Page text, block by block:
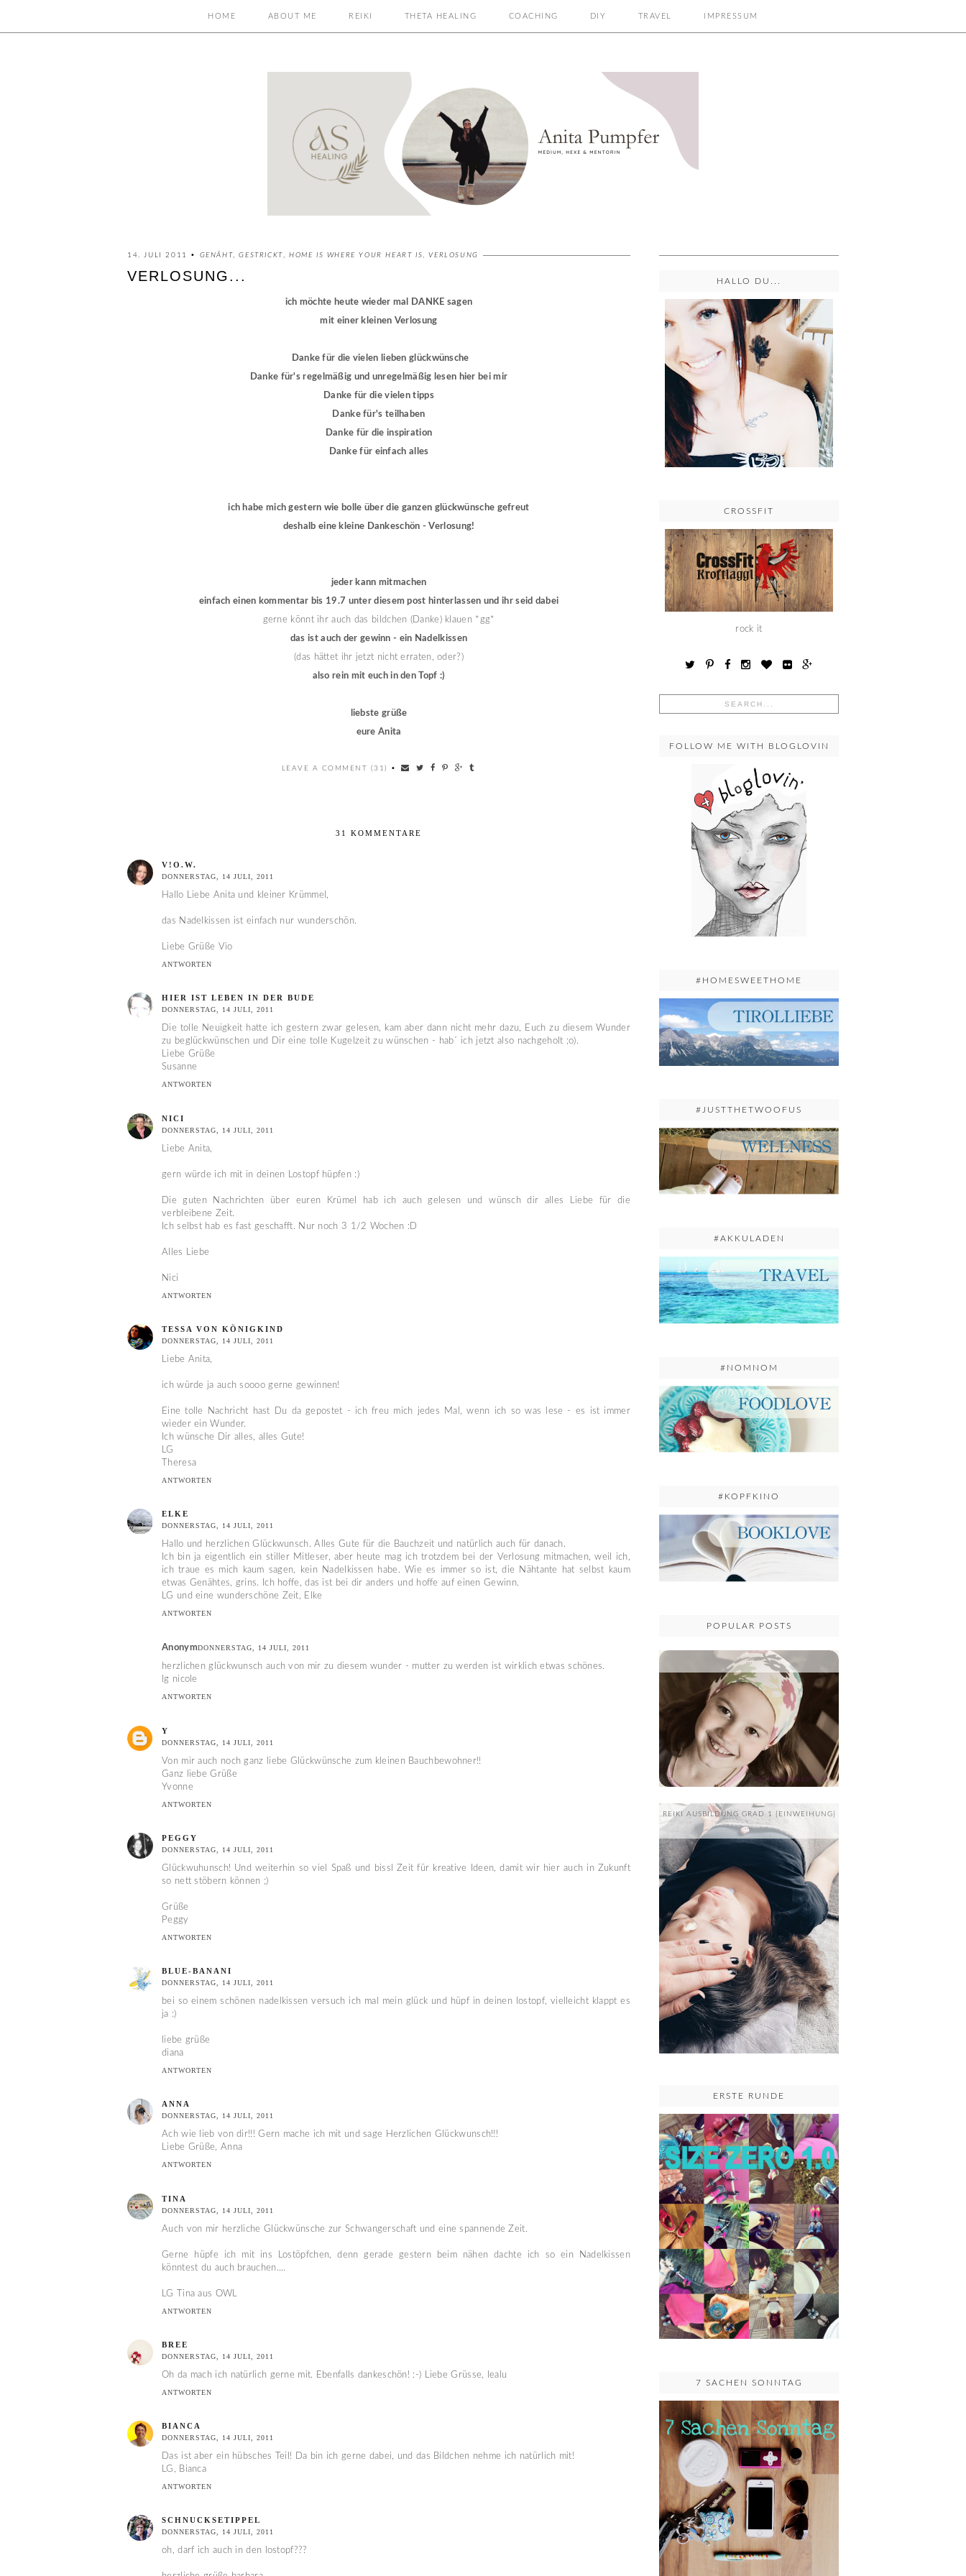
HOME ABOUT ME REIKI THETA HEALING COACHING DIY TRAVEL IMPRESSUM
14. JULI 2011 • GENÄHT,GESTRICKT,HOME IS WHERE YOUR HEART IS,VERLOSUNG
VERLOSUNG...
ich möchte heute wieder mal DANKE sagen
mit einer kleinen Verlosung
Danke für die vielen lieben glückwünsche
Danke für's regelmäßig und unregelmäßig lesen hier bei mir
Danke für die vielen tipps
Danke für's teilhaben
Danke für die inspiration
Danke für einfach alles
ich habe mich gestern wie bolle über die ganzen glückwünsche gefreut
deshalb eine kleine Dankeschön - Verlosung!
jeder kann mitmachen
einfach einen kommentar bis 19.7 unter diesem post hinterlassen und ihr seid dabei
gerne könnt ihr auch das bildchen (Danke) klauen *gg*
das ist auch der gewinn - ein Nadelkissen
(das hättet ihr jetzt nicht erraten, oder?)
also rein mit euch in den Topf :)
liebste grüße
eure Anita
LEAVE A COMMENT (31) •
31 KOMMENTARE
V!O.W.
DONNERSTAG, 14 JULI, 2011
Hallo Liebe Anita und kleiner Krümmel,
das Nadelkissen ist einfach nur wunderschön.
Liebe Grüße Vio
ANTWORTEN
HIER IST LEBEN IN DER BUDE
DONNERSTAG, 14 JULI, 2011
Die tolle Neuigkeit hatte ich gestern zwar gelesen, kam aber dann nicht mehr dazu, Euch zu diesem Wunder
zu beglückwünschen und Dir eine tolle Kugelzeit zu wünschen - hab´ ich jetzt also nachgeholt ;o).
Liebe Grüße
Susanne
ANTWORTEN
NICI
DONNERSTAG, 14 JULI, 2011
Liebe Anita,
gern würde ich mit in deinen Lostopf hüpfen :)
Die guten Nachrichten über euren Krümel hab ich auch gelesen und wünsch dir alles Liebe für die
verbleibene Zeit.
Ich selbst hab es fast geschafft. Nur noch 3 1/2 Wochen :D
Alles Liebe
Nici
ANTWORTEN
TESSA VON KÖNIGKIND
DONNERSTAG, 14 JULI, 2011
Liebe Anita,
ich würde ja auch soooo gerne gewinnen!
Eine tolle Nachricht hast Du da gepostet - ich freu mich jedes Mal, wenn ich so was lese - es ist immer
wieder ein Wunder.
Ich wünsche Dir alles, alles Gute!
LG
Theresa
ANTWORTEN
ELKE
DONNERSTAG, 14 JULI, 2011
Hallo und herzlichen Glückwunsch. Alles Gute für die Bauchzeit und natürlich auch für danach.
Ich bin ja eigentlich ein stiller Mitleser, aber heute mag ich trotzdem bei der Verlosung mitmachen, weil ich,
ich traue es mich kaum sagen, kein Nadelkissen habe. Wie es immer so ist, die Nähtante hat selbst kaum
etwas Genähtes, grins. Ich hoffe, das ist bei dir anders und hoffe auf einen Gewinn.
LG und eine wunderschöne Zeit, Elke
ANTWORTEN
AnonymDONNERSTAG, 14 JULI, 2011
herzlichen glückwunsch auch von mir zu diesem wunder - mutter zu werden ist wirklich etwas schönes.
lg nicole
ANTWORTEN
Y
DONNERSTAG, 14 JULI, 2011
Von mir auch noch ganz liebe Glückwünsche zum kleinen Bauchbewohner!!
Ganz liebe Grüße
Yvonne
ANTWORTEN
PEGGY
DONNERSTAG, 14 JULI, 2011
Glückwuhunsch! Und weiterhin so viel Spaß und bissl Zeit für kreative Ideen, damit wir hier auch in Zukunft
so nett stöbern können ;)
Grüße
Peggy
ANTWORTEN
BLUE-BANANI
DONNERSTAG, 14 JULI, 2011
bei so einem schönen nadelkissen versuch ich mal mein glück und hüpf in deinen lostopf, vielleicht klappt es
ja :)
liebe grüße
diana
ANTWORTEN
ANNA
DONNERSTAG, 14 JULI, 2011
Ach wie lieb von dir!!! Gern mache ich mit und sage Herzlichen Glückwunsch!!!
Liebe Grüße, Anna
ANTWORTEN
TINA
DONNERSTAG, 14 JULI, 2011
Auch von mir herzliche Glückwünsche zur Schwangerschaft und eine spannende Zeit.
Gerne hüpfe ich mit ins Lostöpfchen, denn gerade gestern beim nähen dachte ich so ein Nadelkissen
könntest du auch brauchen....
LG Tina aus OWL
ANTWORTEN
BREE
DONNERSTAG, 14 JULI, 2011
Oh da mach ich natürlich gerne mit. Ebenfalls dankeschön! :-) Liebe Grüsse, lealu
ANTWORTEN
BIANCA
DONNERSTAG, 14 JULI, 2011
Das ist aber ein hübsches Teil! Da bin ich gerne dabei, und das Bildchen nehme ich natürlich mit!
LG, Bianca
ANTWORTEN
SCHNUCKSETIPPEL
DONNERSTAG, 14 JULI, 2011
oh, darf ich auch in den lostopf???
HALLO DU...
CROSSFIT
rock it
FOLLOW ME WITH BLOGLOVIN
#HOMESWEETHOME
#JUSTTHETWOOFUS
#AKKULADEN
#NOMNOM
#KOPFKINO
POPULAR POSTS
...
REIKI AUSBILDUNG GRAD 1 {EINWEIHUNG}
....
ERSTE RUNDE
7 SACHEN SONNTAG